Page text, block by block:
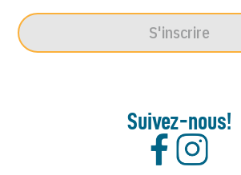
S'inscrire
Suivez-nous!